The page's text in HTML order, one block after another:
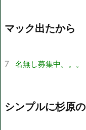
マック出たから
7 名無し募集中。。。
シンプルに杉原